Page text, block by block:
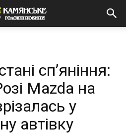
сп’яніння:
Mazda на
у
автівку